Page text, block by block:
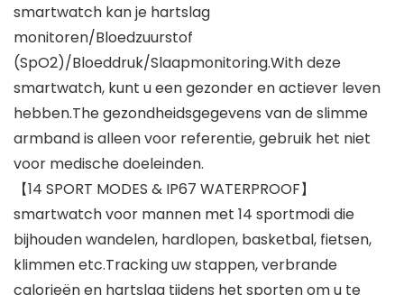
smartwatch kan je hartslag
monitoren/Bloedzuurstof
(SpO2)/Bloeddruk/Slaapmonitoring.With deze
smartwatch, kunt u een gezonder en actiever leven
hebben.The gezondheidsgegevens van de slimme
armband is alleen voor referentie, gebruik het niet
voor medische doeleinden.
【14 SPORT MODES & IP67 WATERPROOF】
smartwatch voor mannen met 14 sportmodi die
bijhouden wandelen, hardlopen, basketbal, fietsen,
klimmen etc.Tracking uw stappen, verbrande
calorieën en hartslag tijdens het sporten om u te